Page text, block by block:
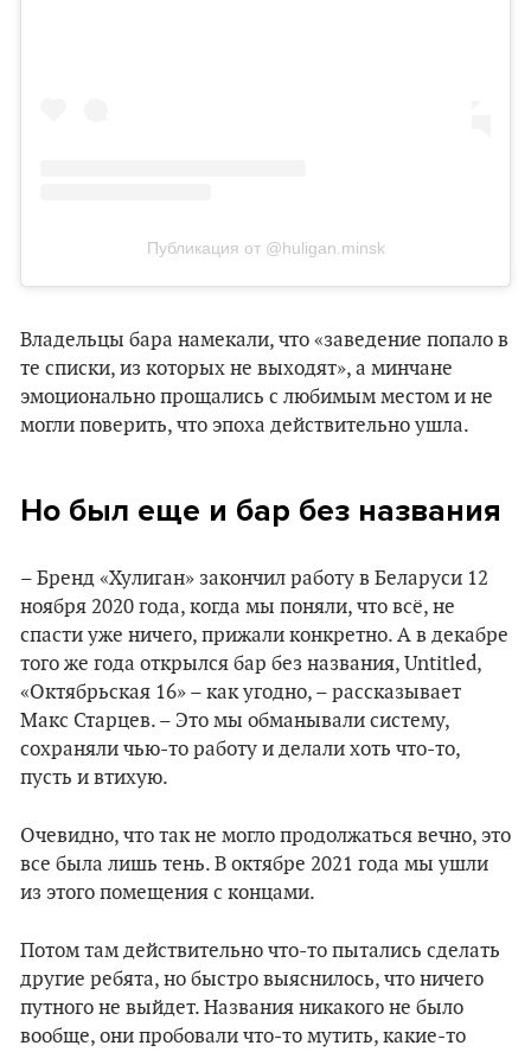
Публикация от @huligan.minsk
Владельцы бара намекали, что «‎заведение попало в
те списки, из которых не выходят», а минчане
эмоционально прощались с любимым местом и не
могли поверить, что эпоха действительно ушла.
Но был еще и бар без названия
– Бренд «Хулиган» закончил работу в Беларуси 12
ноября 2020 года, когда мы поняли, что всё, не
спасти уже ничего, прижали конкретно. А в декабре
того же года открылся бар без названия, Untitled,
«Октябрьская 16» – как угодно, – рассказывает
Макс Старцев. – Это мы обманывали систему,
сохраняли чью-то работу и делали хоть что-то,
пусть и втихую.
Очевидно, что так не могло продолжаться вечно, это
все была лишь тень. В октябре 2021 года мы ушли
из этого помещения с концами.
Потом там действительно что-то пытались сделать
другие ребята, но быстро выяснилось, что ничего
путного не выйдет. Названия никакого не было
вообще, они пробовали что-то мутить, какие-то